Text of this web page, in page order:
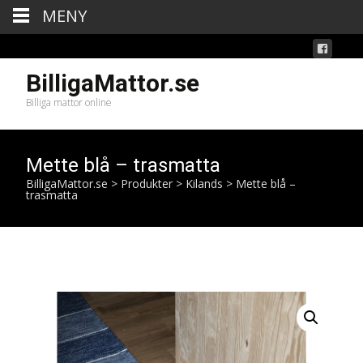
BilligaMattor.se
Billiga mattor online
Mette blå – trasmatta
BilligaMattor.se > Produkter > Kilands > Mette blå –
trasmatta
MENY